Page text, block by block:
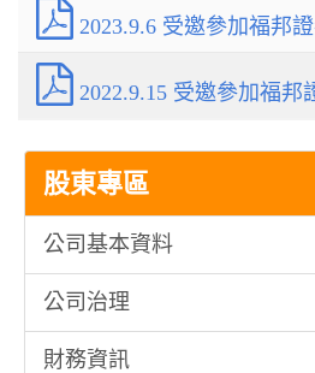
2023.9.6 受邀參加福邦
2022.9.15 受邀參加福邦
股東專區
公司基本資料
公司治理
財務資訊